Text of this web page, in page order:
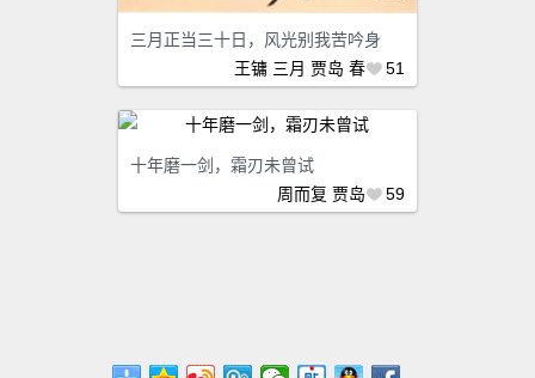
三月正当三十日，风光别我苦吟身
王镛 三月 贾岛 春 51
十年磨一剑，霜刃未曾试
周而复 贾岛 59